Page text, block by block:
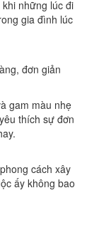
những lúc đi
gia đình lúc
đơn giản
gam màu nhẹ
thích sự đơn
cách xây
ấy không bao